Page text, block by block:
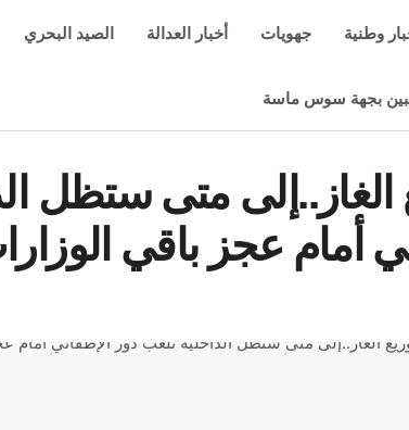
وطنية جهويات أخبار العدالة الصيد البحري
بجهة سوس ماسة
متى ستظل
أمام عجز باقي